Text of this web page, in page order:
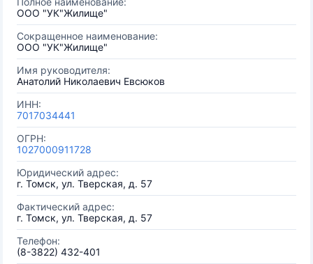
ООО "УК"Жилище"
Сокращенное наименование:
ООО "УК"Жилище"
Имя руководителя:
Анатолий Николаевич Евсюков
ИНН:
7017034441
ОГРН:
1027000911728
Юридический адрес:
г. Томск, ул. Тверская, д. 57
Фактический адрес:
г. Томск, ул. Тверская, д. 57
Телефон:
(8-3822) 432-401